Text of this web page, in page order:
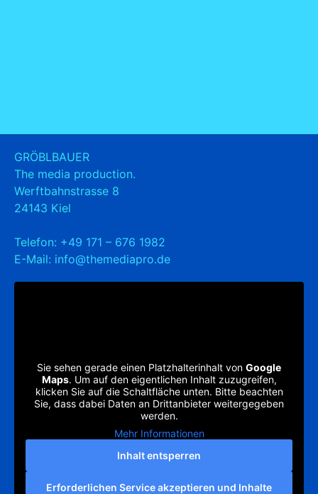
GRÖBLBAUER
The media production.
Werftbahnstrasse 8
24143 Kiel
Telefon: +49 171 – 676 1982
E-Mail: info@themediapro.de
Sie sehen gerade einen Platzhalterinhalt von Google
Maps. Um auf den eigentlichen Inhalt zuzugreifen,
klicken Sie auf die Schaltfläche unten. Bitte beachten
Sie, dass dabei Daten an Drittanbieter weitergegeben
werden.
Mehr Informationen
Inhalt entsperren
Erforderlichen Service akzeptieren und Inhalte